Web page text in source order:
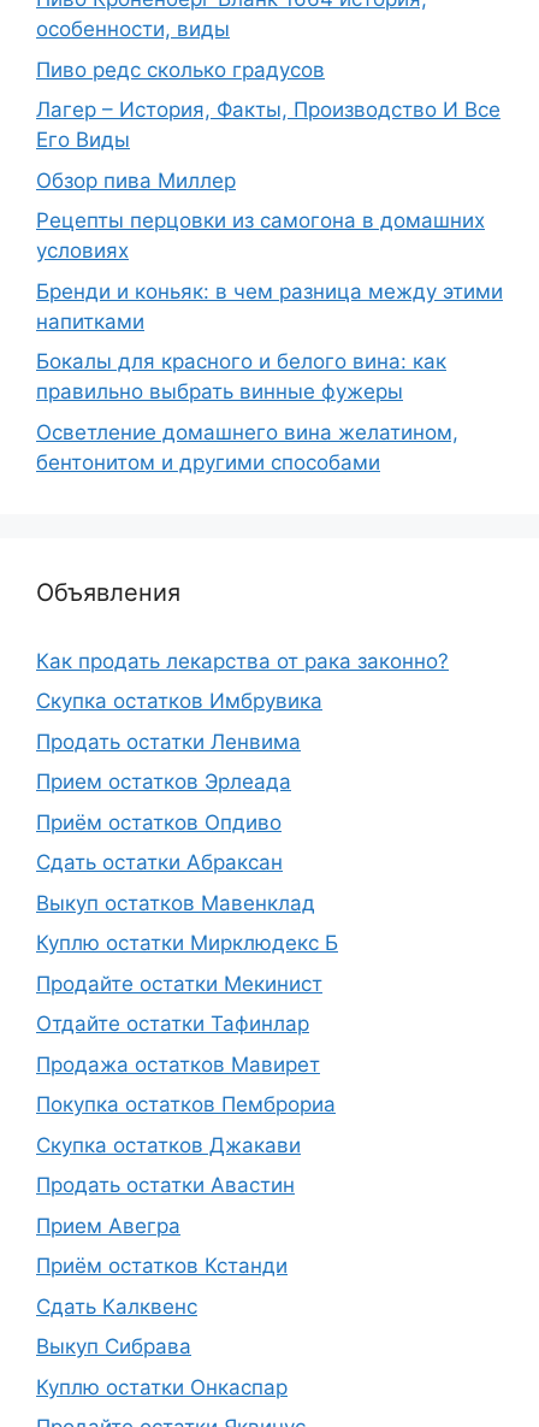
особенности, виды
Пиво редс сколько градусов
Лагер – История, Факты, Производство И Все
Его Виды
Обзор пива Миллер
Рецепты перцовки из самогона в домашних
условиях
Бренди и коньяк: в чем разница между этими
напитками
Бокалы для красного и белого вина: как
правильно выбрать винные фужеры
Осветление домашнего вина желатином,
бентонитом и другими способами
Объявления
Как продать лекарства от рака законно?
Скупка остатков Имбрувика
Продать остатки Ленвима
Прием остатков Эрлеада
Приём остатков Опдиво
Сдать остатки Абраксан
Выкуп остатков Мавенклад
Куплю остатки Мирклюдекс Б
Продайте остатки Мекинист
Отдайте остатки Тафинлар
Продажа остатков Мавирет
Покупка остатков Пемброриа
Скупка остатков Джакави
Продать остатки Авастин
Прием Авегра
Приём остатков Кстанди
Сдать Калквенс
Выкуп Сибрава
Куплю остатки Онкаспар